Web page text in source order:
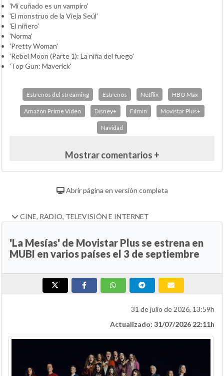
'Mi cuñado es un vampiro'
'El monstruo de la Vieja Seúl'
'El niñero'
'Norma'
'Pretty Woman'
'Rebel Moon (Parte 1): La niña del fuego'
'Top Gun: Maverick'
Estrenos del streaming Estrenos Netflix HBO Max
Amazon Prime Video Disney+ Filmin Movistar Plus+
Navidad
Mostrar comentarios +
Abrir página en versión completa
CINE, RADIO, TELEVISIÓN E INTERNET
'La Mesías' de Movistar Plus se estrena en
MUBI en varios países el 3 de septiembre
31 de julio de 2026, 13:59h
Actualizado: 31/07/2026 22:11h